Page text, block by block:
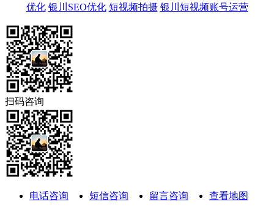
优化 银川SEO优化 短视频拍摄 银川短视频账号运营
扫码咨询
电话咨询 短信咨询 留言咨询 查看地图